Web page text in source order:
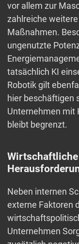
vor allem zur
zahlreiche
Maßnahmen.
ungenutzte
tatsächlich KI
Robotik gilt
hier beschäftigen
Unternehmen mit
bleibt begrenzt.
Neben internen
externe Faktoren
Unternehmen